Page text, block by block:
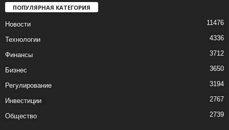
ПОПУЛЯРНАЯ КАТЕГОРИЯ
Новости 11476
Технологии 4336
Финансы 3712
Бизнес 3650
Регулирование 3194
Инвестиции 2767
Общество 2739